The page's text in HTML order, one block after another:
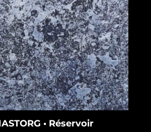
• Réservoir